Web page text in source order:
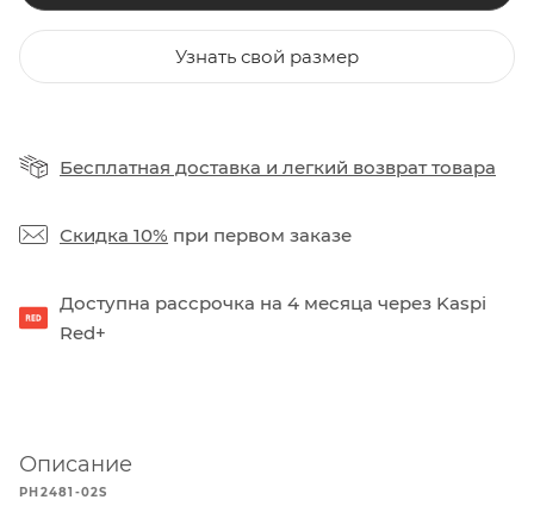
Узнать свой размер
Бесплатная доставка и легкий возврат товара
Скидка 10% при первом заказе
Доступна рассрочка на 4 месяца через Kaspi
Red+
Описание
PH2481-02S